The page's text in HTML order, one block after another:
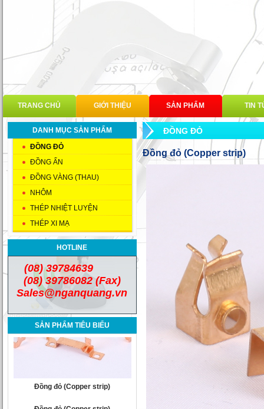
TRANG CHỦ GIỚI THIỆU SẢN PHẨM TIN
DANH MỤC SẢN PHẨM
ĐỒNG ĐỎ
ĐỒNG ẨN
ĐỒNG VÀNG (THAU)
NHÔM
THÉP NHIỆT LUYỆN
THÉP XI MẠ
HOTLINE
(08) 39784639
(08) 39786082 (Fax)
Sales@nganquang.vn
SẢN PHẨM TIÊU BIỂU
ĐỒNG ĐỎ
Đồng đỏ (Copper strip)